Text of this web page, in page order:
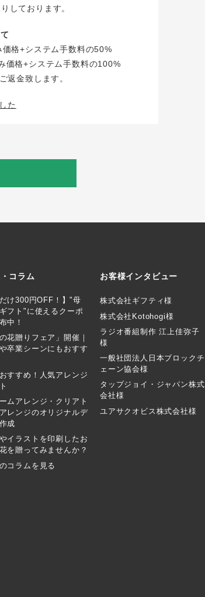
しております。
格+システム手数料の50%
価格+システム手数料の100%
返金致します。
た
コラム
だけ300円OFF！】"母
フト"に使えるクーポ
中！
の花贈りフェア」開催｜
卒業シーンにもおすす
すすめ！人気アレンジ
ムアレンジ・クリアト
レンジのオリジナルデ
成
イラストを印刷したお
を贈ってみませんか？
コラムを見る
お客様インタビュー
株式会社ギフティ様
株式会社Kotohogi様
ラジオ番組制作 江上佳弥子
様
一般社団法人日本ブロックチ
ェーン協会様
タップジョイ・ジャパン株式
会社様
ユアサクオビス株式会社様